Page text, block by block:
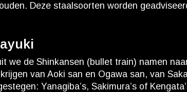
Deze staalsoorten worden
we de Shinkansen (bullet train) namen
van Aoki san en Ogawa san, van
Yanagiba’s, Sakimura’s of